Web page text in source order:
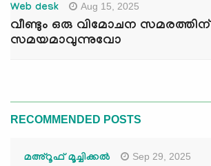
Web desk Aug 15, 2025
വീണ്ടും ഒരു വിമോചന സമരത്തിന്
സമയമാവുന്നുവോ
RECOMMENDED POSTS
മഅ്റൂഫ് മൂച്ചിക്കല്‍ Sep 29, 2025